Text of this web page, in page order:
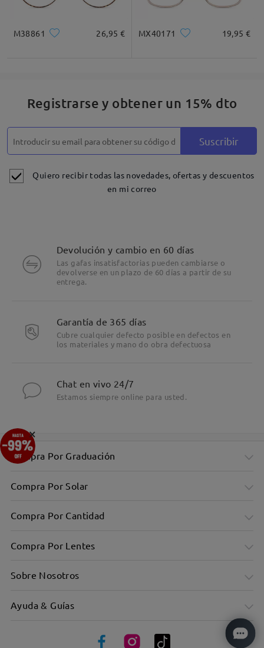
M38861 26,95 € MX40171 19,95 €
Registrarse y obtener un 15% dto
Suscribir
Quiero recibir todas las novedades, ofertas y descuentos
en mi correo
Devolución y cambio en 60 días
Las gafas insatisfactorias pueden cambiarse o
devolverse en un plazo de 60 días a partir de su
entrega.
Garantía de 365 días
Cubre cualquier defecto posible en defectos en
los materiales y mano do obra defectuosa
Chat en vivo 24/7
Estamos siempre online para usted.
Compra Por Graduación
Compra Por Solar
Compra Por Cantidad
Compra Por Lentes
Sobre Nosotros
Ayuda & Guías
×